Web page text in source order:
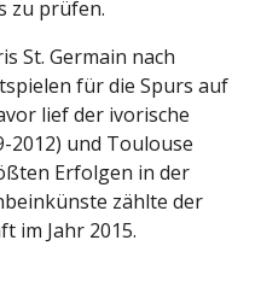
zu prüfen.
St. Germain nach
für die Spurs auf
lief der ivorische
2012) und Toulouse
Erfolgen in der
zählte der
im Jahr 2015.